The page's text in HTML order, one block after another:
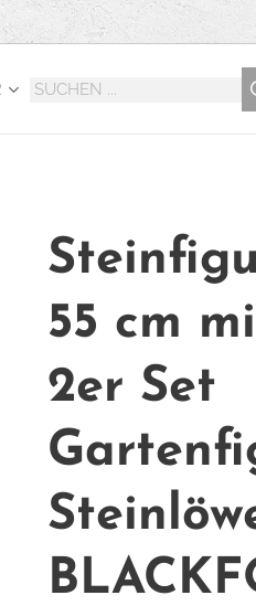
55 cm
2er Set